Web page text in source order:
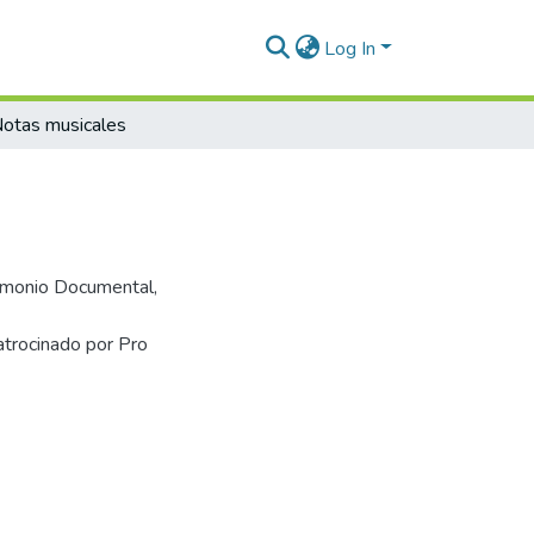
Log In
musicales
Documental,
por Pro